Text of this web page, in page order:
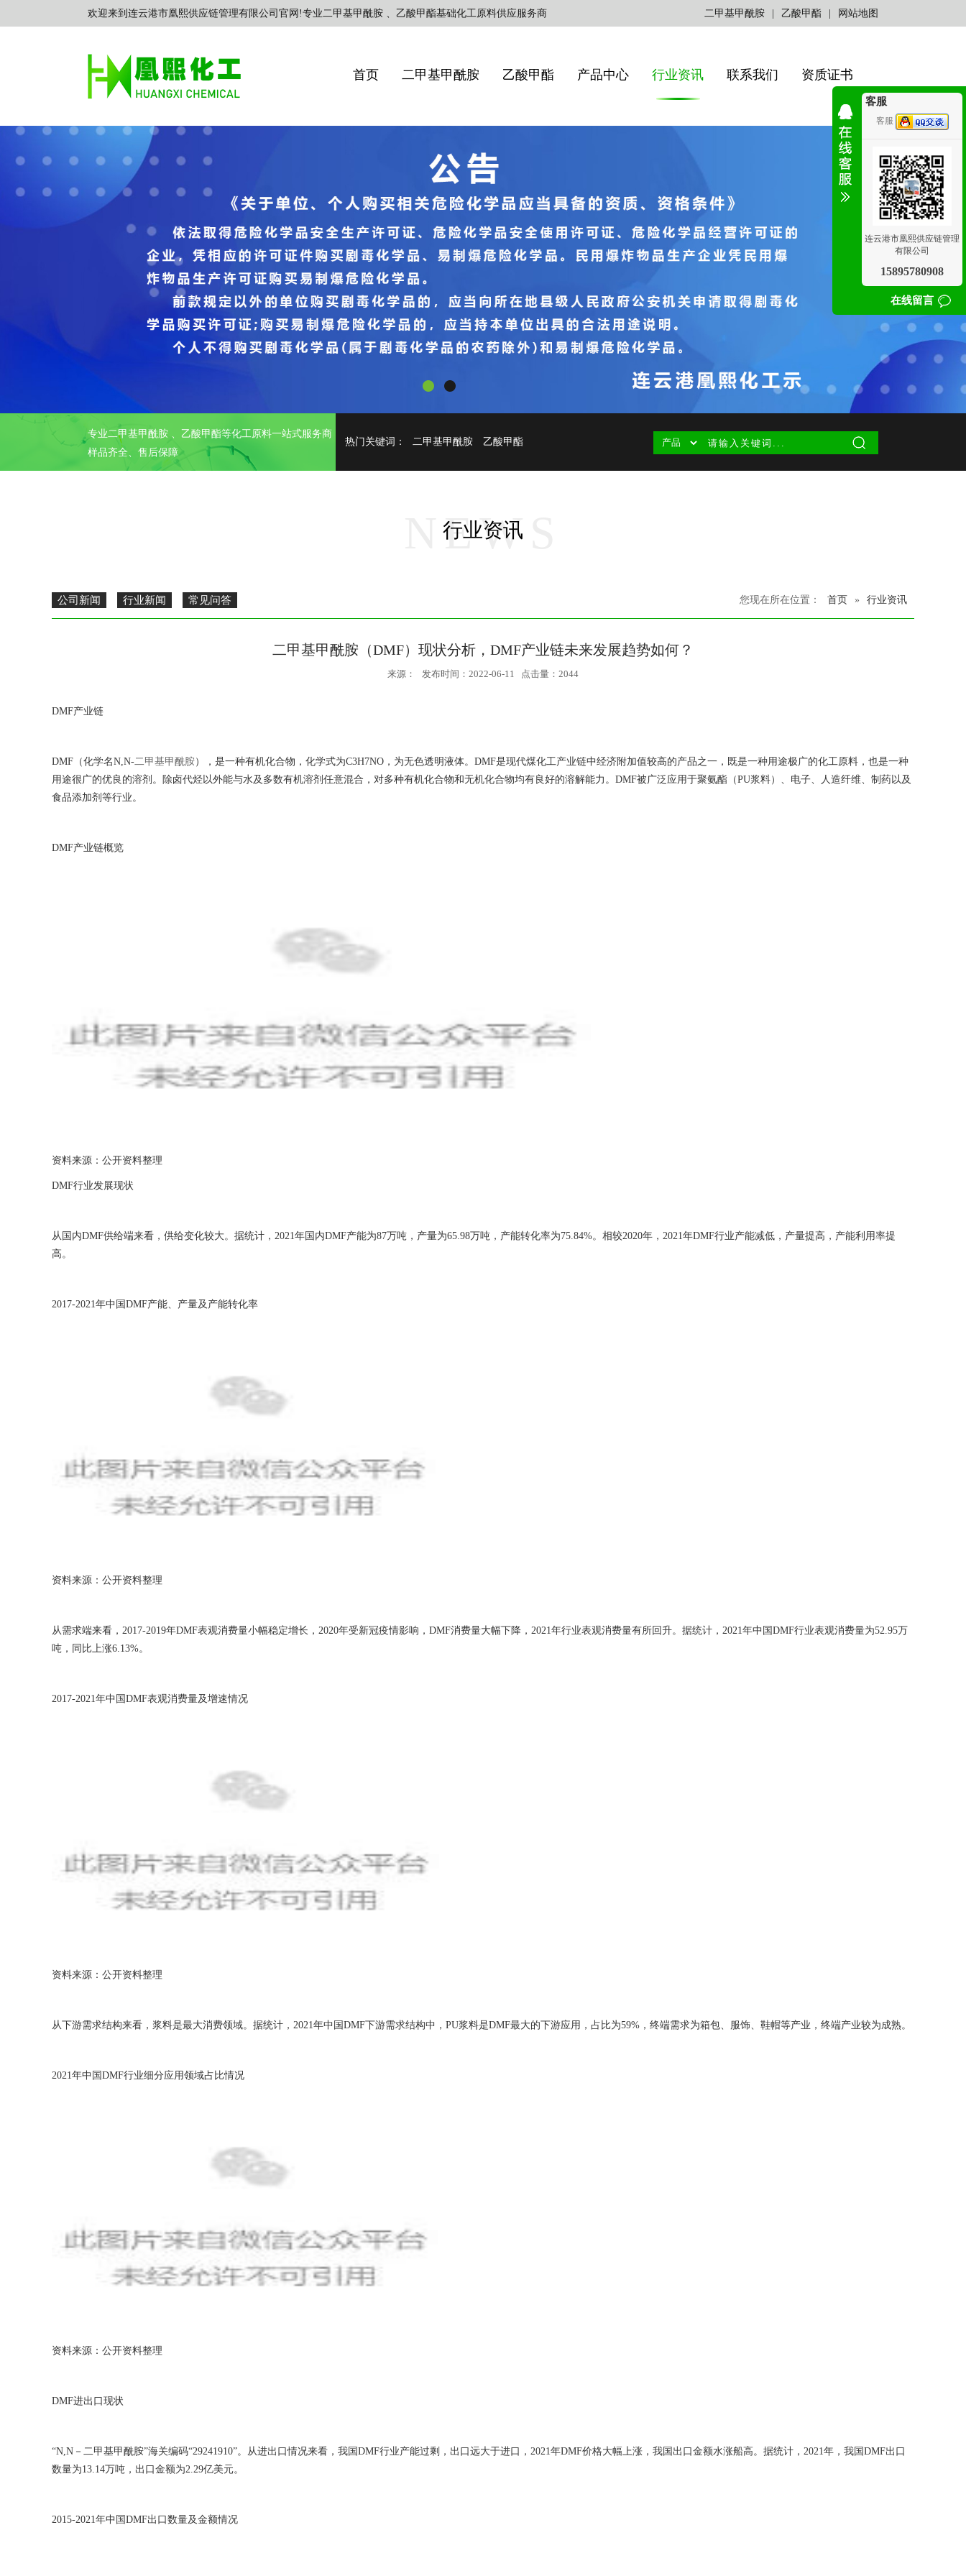
欢迎来到连云港市凰熙供应链管理有限公司官网!专业二甲基甲酰胺 、乙酸甲酯基础化工原料供应服务商 二甲基甲酰胺 乙酸甲酯 网站地图
首页 二甲基甲酰胺 乙酸甲酯 产品中心 行业资讯 联系我们 资质证书
专业二甲基甲酰胺 、乙酸甲酯等化工原料一站式服务商
样品齐全、售后保障
热门关键词： 二甲基甲酰胺 乙酸甲酯
NEWS
行业资讯
公司新闻 行业新闻 常见问答 您现在所在位置： 首页 » 行业资讯
二甲基甲酰胺（DMF）现状分析，DMF产业链未来发展趋势如何？
来源： 发布时间：2022-06-11 点击量：2044
DMF产业链
DMF（化学名N,N-二甲基甲酰胺），是一种有机化合物，化学式为C3H7NO，为无色透明液体。DMF是现代煤化工产业链中经济附加值较高的产品之一，既是一种用途极广的化工原料，也是一种
用途很广的优良的溶剂。除卤代烃以外能与水及多数有机溶剂任意混合，对多种有机化合物和无机化合物均有良好的溶解能力。DMF被广泛应用于聚氨酯（PU浆料）、电子、人造纤维、制药以及
食品添加剂等行业。
DMF产业链概览
资料来源：公开资料整理
DMF行业发展现状
从国内DMF供给端来看，供给变化较大。据统计，2021年国内DMF产能为87万吨，产量为65.98万吨，产能转化率为75.84%。相较2020年，2021年DMF行业产能减低，产量提高，产能利用率提
高。
2017-2021年中国DMF产能、产量及产能转化率
资料来源：公开资料整理
从需求端来看，2017-2019年DMF表观消费量小幅稳定增长，2020年受新冠疫情影响，DMF消费量大幅下降，2021年行业表观消费量有所回升。据统计，2021年中国DMF行业表观消费量为52.95万
吨，同比上涨6.13%。
2017-2021年中国DMF表观消费量及增速情况
资料来源：公开资料整理
从下游需求结构来看，浆料是最大消费领域。据统计，2021年中国DMF下游需求结构中，PU浆料是DMF最大的下游应用，占比为59%，终端需求为箱包、服饰、鞋帽等产业，终端产业较为成熟。
2021年中国DMF行业细分应用领域占比情况
资料来源：公开资料整理
DMF进出口现状
“N,N－二甲基甲酰胺”海关编码“29241910”。从进出口情况来看，我国DMF行业产能过剩，出口远大于进口，2021年DMF价格大幅上涨，我国出口金额水涨船高。据统计，2021年，我国DMF出口
数量为13.14万吨，出口金额为2.29亿美元。
2015-2021年中国DMF出口数量及金额情况
客服
客服
连云港市凰熙供应链管理
有限公司
15895780908
在线留言